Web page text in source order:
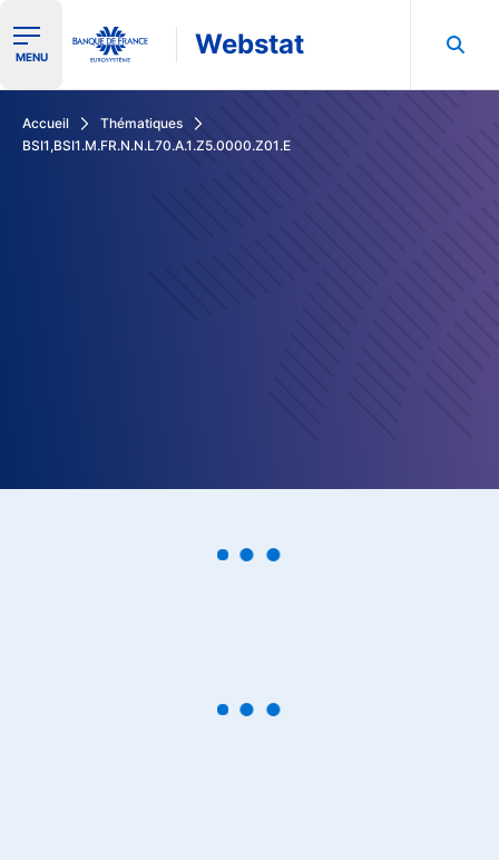
Ouvrir le menu de navigation
MENU Webstat
Accueil
Thématiques
BSI1,BSI1.M.FR.N.N.L70.A.1.Z5.0000.Z01.E